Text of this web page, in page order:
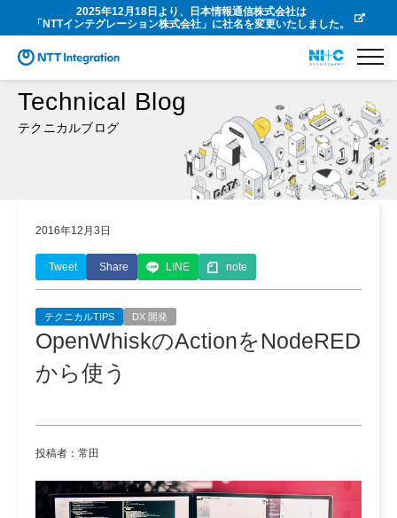
2025年12月18日より、日本情報通信株式会社は
「NTTインテグレーション株式会社」に社名を変更いたしました。
Technical Blog
テクニカルブログ
2016年12月3日
Tweet Share LINE note
テクニカルTIPS DX 開発
OpenWhiskのActionをNodeRED
から使う
投稿者：常田